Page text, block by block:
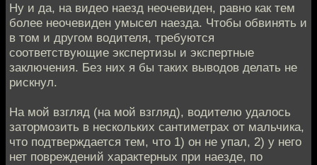
Ну и да, на видео наезд неочевиден, равно как тем
более неочевиден умысел наезда. Чтобы обвинять и
в том и другом водителя, требуются
соответствующие экспертизы и экспертные
заключения. Без них я бы таких выводов делать не
рискнул.
На мой взгляд (на мой взгляд), водителю удалось
затормозить в нескольких сантиметрах от мальчика,
что подтверждается тем, что 1) он не упал, 2) у него
нет повреждений характерных при наезде, по